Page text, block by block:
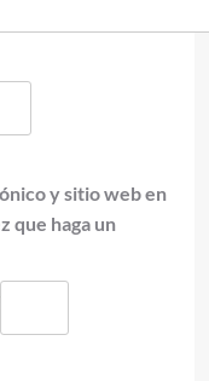
y sitio web en
que haga un